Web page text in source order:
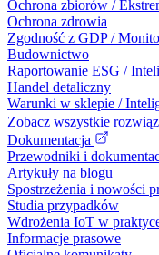
Ochrona zbiorów /
Ochrona zdrowia
Zgodność z GDP /
Budownictwo
Raportowanie ESG /
Handel detaliczny
Warunki w sklepie /
Zobacz wszystkie
Dokumentacja
Przewodniki i
Artykuły na blogu
Spostrzeżenia i nowości
Studia przypadków
Wdrożenia IoT w
Informacje prasowe